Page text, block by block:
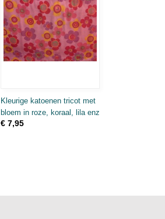
Kleurige katoenen tricot met
bloem in roze, koraal, lila enz
€ 7,95